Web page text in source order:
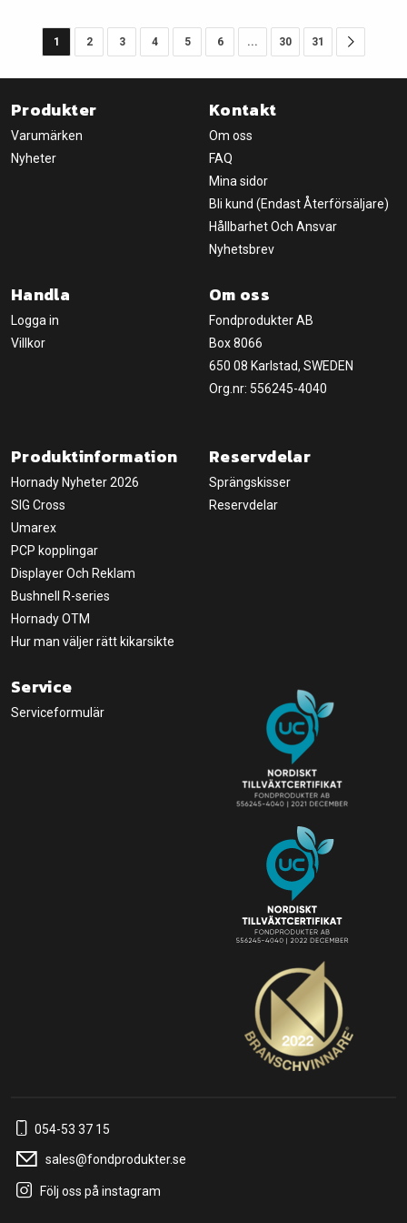
1 2 3 4 5 6 ... 30 31
Produkter
Varumärken
Nyheter
Kontakt
Om oss
FAQ
Mina sidor
Bli kund (Endast Återförsäljare)
Hållbarhet Och Ansvar
Nyhetsbrev
Handla
Logga in
Villkor
Om oss
Fondprodukter AB
Box 8066
650 08 Karlstad, SWEDEN
Org.nr: 556245-4040
Produktinformation
Hornady Nyheter 2026
SIG Cross
Umarex
PCP kopplingar
Displayer Och Reklam
Bushnell R-series
Hornady OTM
Hur man väljer rätt kikarsikte
Reservdelar
Sprängskisser
Reservdelar
Service
Serviceformulär
054-53 37 15
sales@fondprodukter.se
Följ oss på instagram